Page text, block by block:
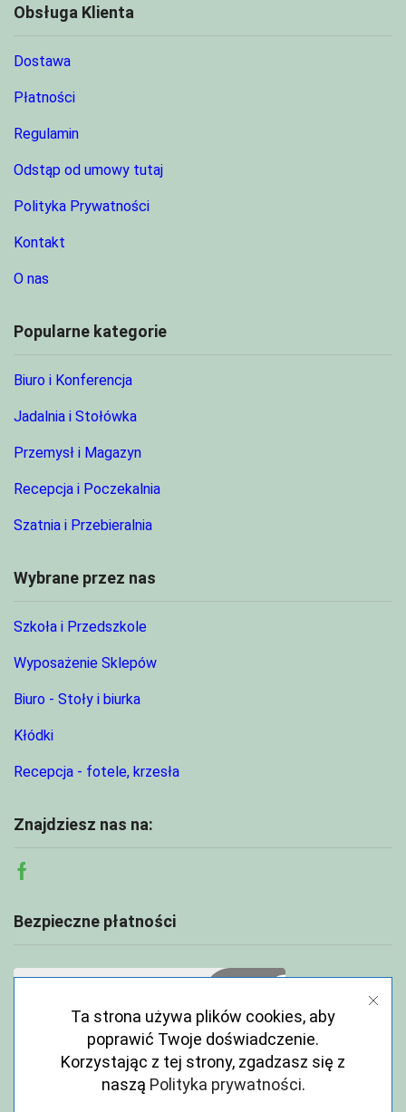
Obsługa Klienta
Dostawa
Płatności
Regulamin
Odstąp od umowy tutaj
Polityka Prywatności
Kontakt
O nas
Popularne kategorie
Biuro i Konferencja
Jadalnia i Stołówka
Przemysł i Magazyn
Recepcja i Poczekalnia
Szatnia i Przebieralnia
Wybrane przez nas
Szkoła i Przedszkole
Wyposażenie Sklepów
Biuro - Stoły i biurka
Kłódki
Recepcja - fotele, krzesła
Znajdziesz nas na:
Facebook
Bezpieczne płatności
Ta strona używa plików cookies, aby
poprawić Twoje doświadczenie.
Korzystając z tej strony, zgadzasz się z
naszą Polityka prywatności.